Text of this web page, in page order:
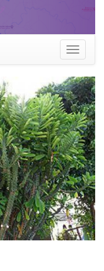
Toggle